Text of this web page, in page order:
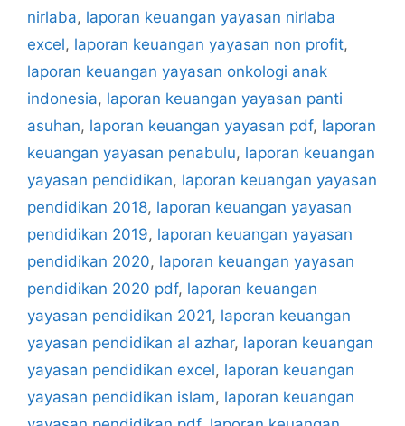
nirlaba, laporan keuangan yayasan nirlaba
excel, laporan keuangan yayasan non profit,
laporan keuangan yayasan onkologi anak
indonesia, laporan keuangan yayasan panti
asuhan, laporan keuangan yayasan pdf, laporan
keuangan yayasan penabulu, laporan keuangan
yayasan pendidikan, laporan keuangan yayasan
pendidikan 2018, laporan keuangan yayasan
pendidikan 2019, laporan keuangan yayasan
pendidikan 2020, laporan keuangan yayasan
pendidikan 2020 pdf, laporan keuangan
yayasan pendidikan 2021, laporan keuangan
yayasan pendidikan al azhar, laporan keuangan
yayasan pendidikan excel, laporan keuangan
yayasan pendidikan islam, laporan keuangan